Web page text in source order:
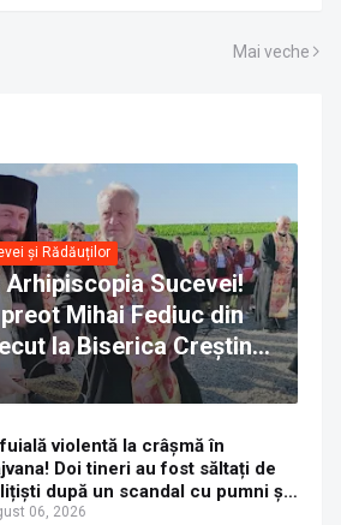
Mai veche
și Rădăuților
Sucevei!
Mihai Fediuc din
la Biserica Creștină
ÎPS Calinic anunță
judecata canonică
violentă la crâșmă în
Doi tineri au fost săltați de
după un scandal cu pumni și
distruse
06, 2026